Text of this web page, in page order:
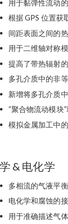
用于黏弹性流动
根据 GPS 位置获
间距表面之间的
用于二维轴对称
提高了带热辐射
多孔介质中的非
新增将多孔介质
“聚合物流动模块
模拟金属加工中
& 电化学
多相流的气液平
电化学和腐蚀的
用于准确描述气